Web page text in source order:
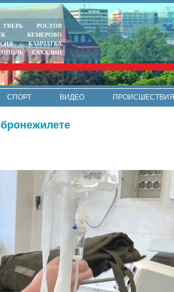
ТВЕРЬ
РОСТОВ
КЕМЕРОВО
КАМЧАТКА
САХАЛИН
СПОРТ ВИДЕО ПРОИСШЕСТВИЯ